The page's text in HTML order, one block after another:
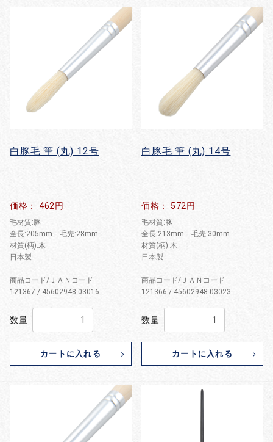
白豚毛 筆 (丸) 12号
価格： 462円
毛材質:豚
全長:205mm 毛先:28mm
材質(柄):木
日本製
商品コード/ＪＡＮコード
121367 / 45602948 03016
数量
カートに入れる
白豚毛 筆 (丸) 14号
価格： 572円
毛材質:豚
全長:213mm 毛先:30mm
材質(柄):木
日本製
商品コード/ＪＡＮコード
121366 / 45602948 03023
数量
カートに入れる
お買い物を続ける カートへ進む